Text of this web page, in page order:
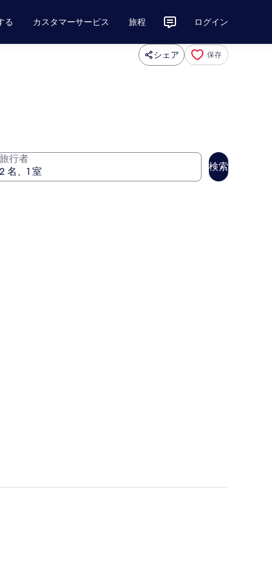
る カスタマーサービス 旅程 ログイン
シェア 保存
行者
検索